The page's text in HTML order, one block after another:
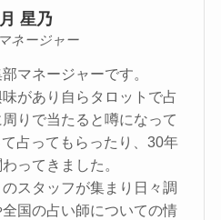
星乃
ネージャー
マネージャーです。
があり自らタロットで占
りで当たると噂になって
占ってもらったり、30年
ってきました。
スタッフが集まり日々調
国の占い師についての情